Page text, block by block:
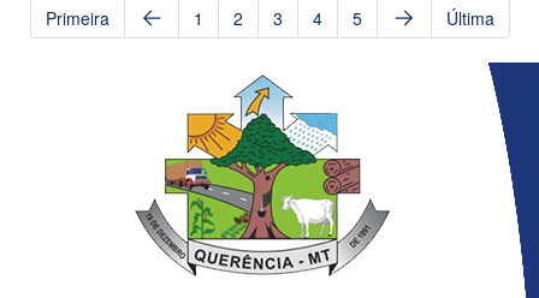
Primeira 1 2 3 4 5 Última